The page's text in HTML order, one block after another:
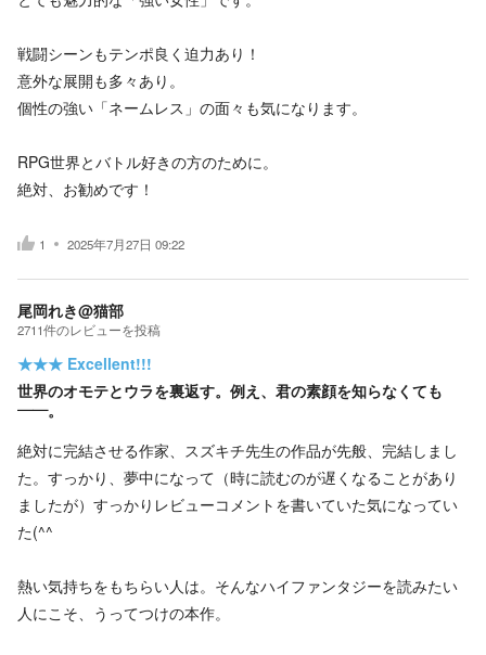
戦闘シーンもテンポ良く迫力あり！
意外な展開も多々あり。
個性の強い「ネームレス」の面々も気になります。
RPG世界とバトル好きの方のために。
絶対、お勧めです！
1 2025年7月27日 09:22
尾岡れき@猫部
2711件のレビューを投稿
★★★ Excellent!!!
世界のオモテとウラを裏返す。例え、君の素顔を知らなくても
――。
絶対に完結させる作家、スズキチ先生の作品が先般、完結しまし
た。すっかり、夢中になって（時に読むのが遅くなることがあり
ましたが）すっかりレビューコメントを書いていた気になってい
た(^^ゞ
熱い気持ちをもちらい人は。そんなハイファンタジーを読みたい
人にこそ、うってつけの本作。